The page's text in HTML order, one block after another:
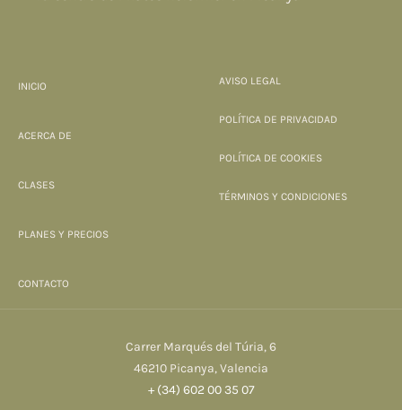
INICIO
ACERCA DE
CLASES
PLANES Y PRECIOS
CONTACTO
AVISO LEGAL
POLÍTICA DE PRIVACIDAD
POLÍTICA DE COOKIES
TÉRMINOS Y CONDICIONES
Carrer Marqués del Túria, 6
46210 Picanya, Valencia
+ (34) 602 00 35 07